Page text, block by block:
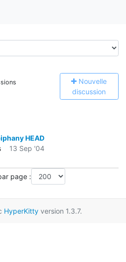
Nouvelle
discussion
HEAD
13 Sep '04
page :
HyperKittyversion 1.3.7.